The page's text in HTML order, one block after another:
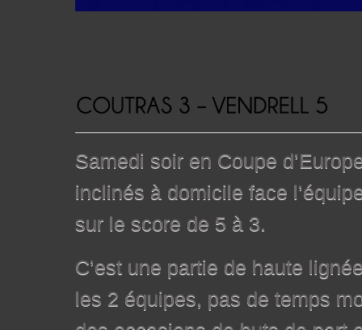
Samedi soir en Coupe
inclinés à domicile face
sur le score de 5 à 3.
C’est une partie de haute
les 2 équipes, pas de temps